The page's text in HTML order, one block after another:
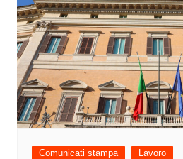
Comunicati stampa Lavoro